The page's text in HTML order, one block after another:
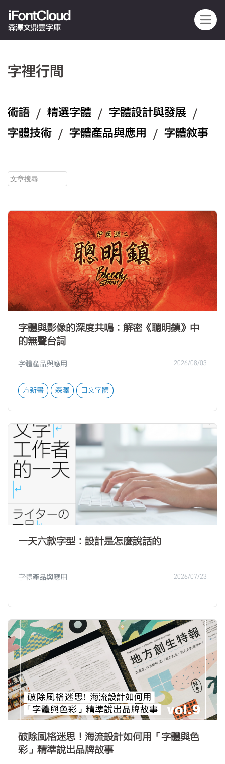
iFontCloud
森澤文鼎雲字庫
字裡行間
術語 / 精選字體 / 字體設計與發展 /
字體技術 / 字體產品與應用 / 字體敘事
字體與影像的深度共鳴：解密《聰明鎮》中
的無聲台詞
字體產品與應用 2026/08/03
方新書 森澤 日文字體
一天六款字型：設計是怎麼說話的
字體產品與應用 2026/07/23
破除風格迷思！海流設計如何用「字體與色
彩」精準說出品牌故事